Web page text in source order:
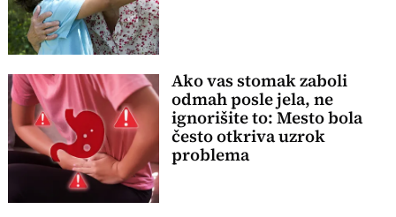
Ako vas stomak zaboli
odmah posle jela, ne
ignorišite to: Mesto bola
često otkriva uzrok
problema